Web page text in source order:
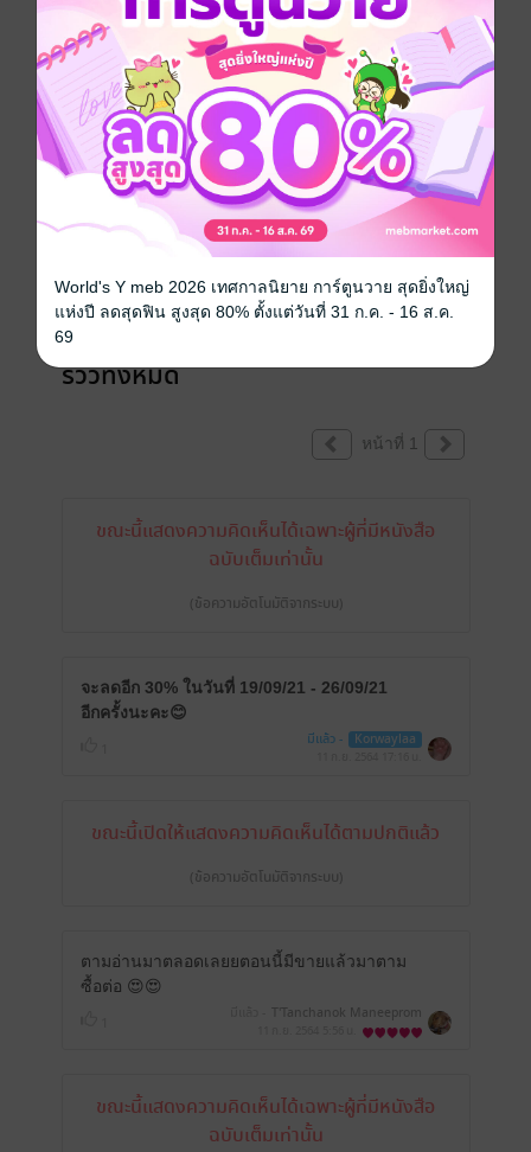
เขียนรีวิวและให้เรตติ้ง
หนังสือเล่มนี้เปิดให้แสดงความคิดเห็นได้เฉพาะ
ผู้ที่มีหนังสือฉบับเต็มเท่านั้น
รีวิวทั้งหมด
หน้าที่ 1
ขณะนี้แสดงความคิดเห็นได้เฉพาะผู้ที่มีหนังสือ
ฉบับเต็มเท่านั้น
(ข้อความอัตโนมัติจากระบบ)
จะลดอีก 30% ในวันที่ 19/09/21 - 26/09/21
อีกครั้งนะคะ😊
มีแล้ว - Korwaylaa
ขณะนี้เปิดให้แสดงความคิดเห็นได้ตามปกติแล้ว
(ข้อความอัตโนมัติจากระบบ)
ตามอ่านมาตลอดเลยยตอนนี้มีขายแล้วมาตาม
ซื้อต่อ 😍😍
T'Tanchanok Maneeprom
ขณะนี้แสดงความคิดเห็นได้เฉพาะผู้ที่มีหนังสือ
ฉบับเต็มเท่านั้น
World's Y meb 2026 เทศกาลนิยาย การ์ตูนวาย สุดยิ่งใหญ่
แห่งปี ลดสุดฟิน สูงสุด 80% ตั้งแต่วันที่ 31 ก.ค. - 16 ส.ค.
69